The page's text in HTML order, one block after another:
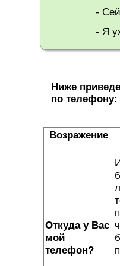
-
- Я
Ниже
по телефону:
Возражение
Откуда у Вас
мой
телефон?